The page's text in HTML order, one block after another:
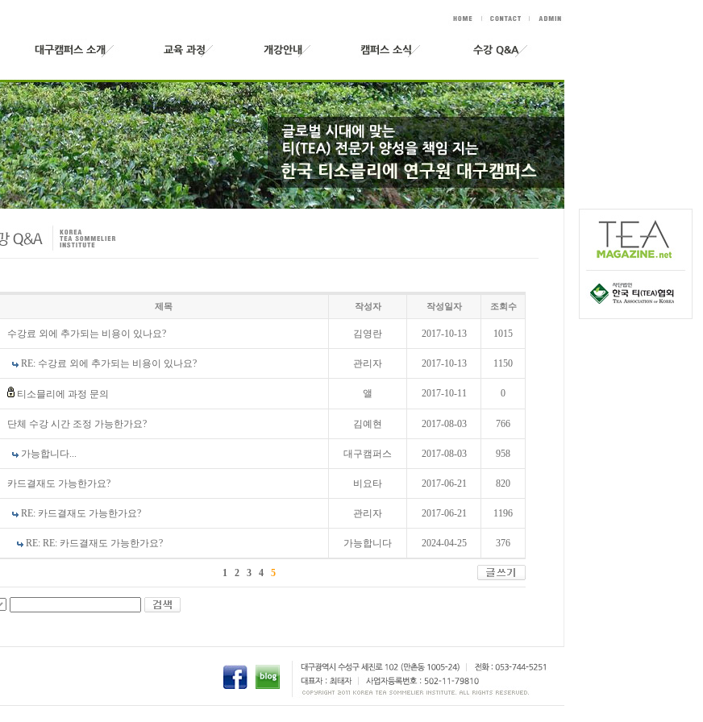
제목 작성자 작성일자 조회수
수강료 외에 추가되는 비용이 있나요? 김영란 2017-10-13 1015
RE: 수강료 외에 추가되는 비용이 있나요? 관리자 2017-10-13 1150
티소믈리에 과정 문의 앨 2017-10-11 0
단체 수강 시간 조정 가능한가요? 김예현 2017-08-03 766
가능합니다... 대구캠퍼스 2017-08-03 958
카드결재도 가능한가요? 비요타 2017-06-21 820
RE: 카드결재도 가능한가요? 관리자 2017-06-21 1196
RE: RE: 카드결재도 가능한가요? 가능합니다 2024-04-25 376
1 2 3 4 5